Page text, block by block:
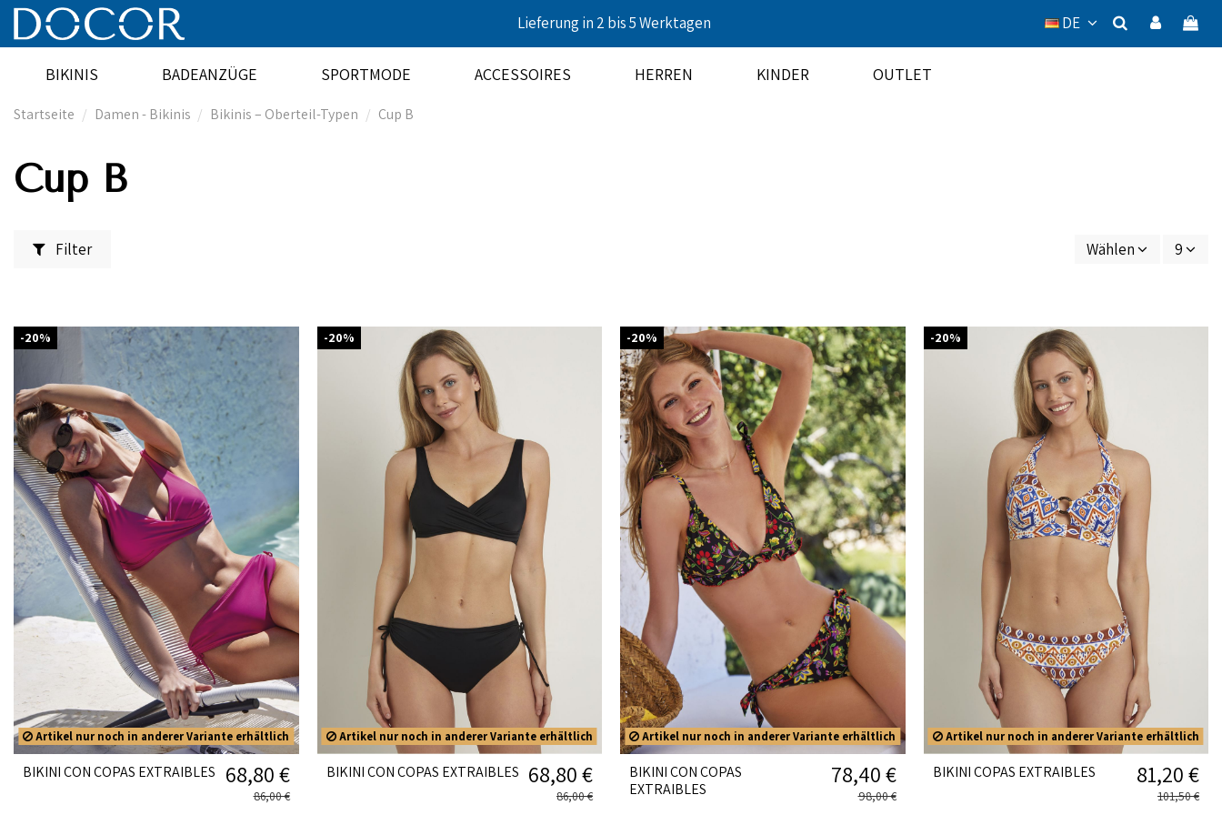
Lieferung in 2 bis 5 Werktagen DE
BIKINIS BADEANZÜGE SPORTMODE ACCESSOIRES HERREN KINDER OUTLET
Startseite Damen - Bikinis Bikinis – Oberteil-Typen Cup B
Cup B
Filter Wählen 9
-20%
Artikel nur noch in anderer Variante erhältlich
BIKINI CON COPAS EXTRAIBLES 68,80 €
86,00 €
-20%
Artikel nur noch in anderer Variante erhältlich
BIKINI CON COPAS EXTRAIBLES 68,80 €
86,00 €
-20%
Artikel nur noch in anderer Variante erhältlich
BIKINI CON COPAS
EXTRAIBLES
78,40 €
98,00 €
-20%
Artikel nur noch in anderer Variante erhältlich
BIKINI COPAS EXTRAIBLES 81,20 €
101,50 €